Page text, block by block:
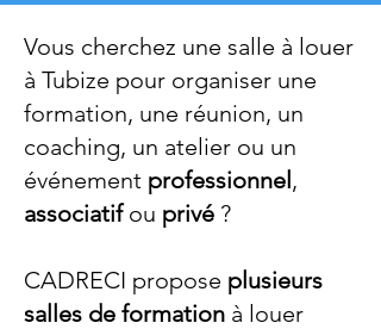
Vous cherchez une salle à louer
à Tubize pour organiser une
formation, une réunion, un
coaching, un atelier ou un
événement professionnel,
associatifou privé ?
CADRECI propose plusieurs
salles de formation à louer